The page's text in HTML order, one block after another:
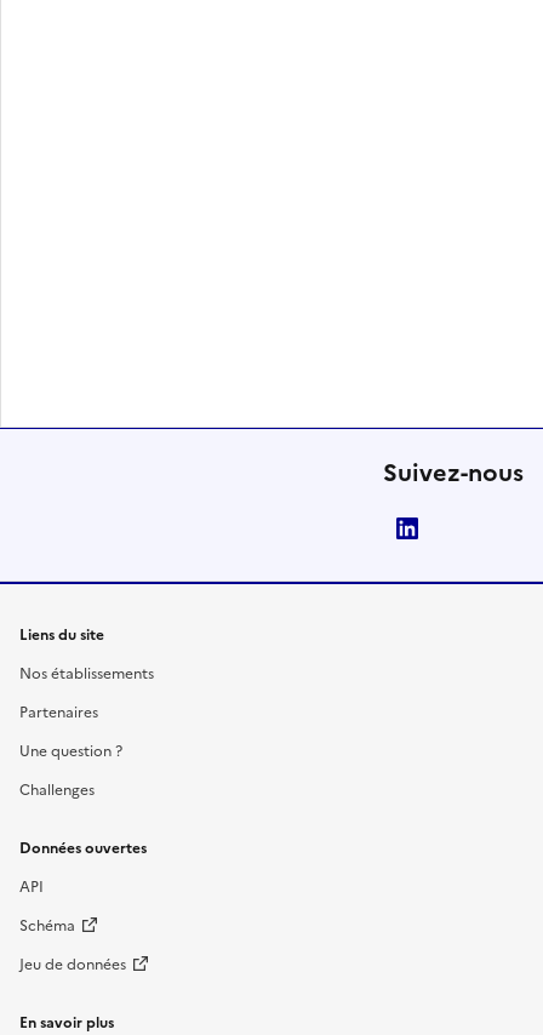
Suivez-nous
Liens du site
Nos établissements
Partenaires
Une question ?
Challenges
Données ouvertes
API
Schéma
Jeu de données
En savoir plus